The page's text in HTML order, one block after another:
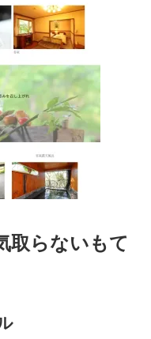
取らないもて